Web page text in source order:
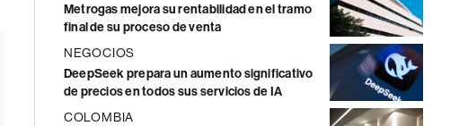
Metrogas mejora su rentabilidad en el tramo
final de su proceso de venta
NEGOCIOS
DeepSeek prepara un aumento significativo
de precios en todos sus servicios de IA
COLOMBIA